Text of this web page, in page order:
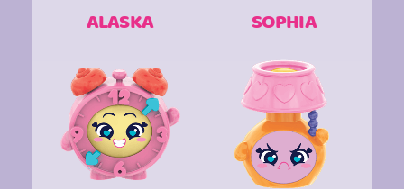
ALASKA SOPHIA